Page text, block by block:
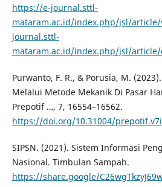
https://e-journal.sttl-
mataram.ac.id/index.php/jsl/
journal.sttl-
mataram.ac.id/index.php/jsl/
Purwanto, F. R., & Porusia, M.
Melalui Metode Mekanik Di Pasar
Prepotif …, 7, 16554–16562.
https://doi.org/10.31004/
SIPSN. (2021). Sistem Informasi
Nasional. Timbulan Sampah.
https://share.google/